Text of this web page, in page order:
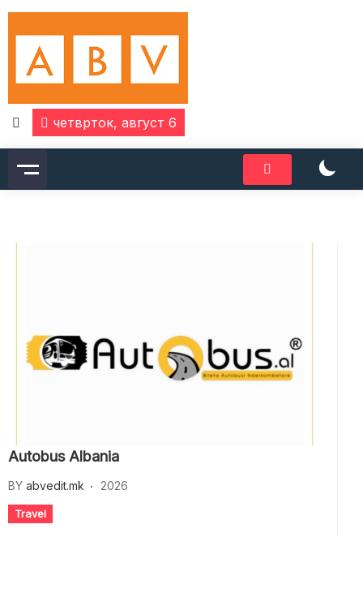
Skip
content
четврток, август 6
Autobus Albania
BY abvedit.mk 2026
Travel